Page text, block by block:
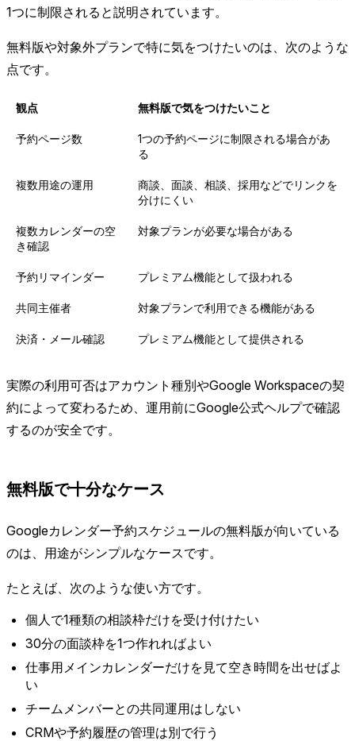
1つに制限されると説明されています。
無料版や対象外プランで特に気をつけたいのは、次のような
点です。
観点 無料版で気をつけたいこと
予約ページ数
1つの予約ページに制限される場合があ
る
複数用途の運用
商談、面談、相談、採用などでリンクを
分けにくい
複数カレンダーの空
き確認
対象プランが必要な場合がある
予約リマインダー プレミアム機能として扱われる
共同主催者 対象プランで利用できる機能がある
決済・メール確認 プレミアム機能として提供される
実際の利用可否はアカウント種別やGoogle Workspaceの契
約によって変わるため、運用前にGoogle公式ヘルプで確認
するのが安全です。
無料版で十分なケース
Googleカレンダー予約スケジュールの無料版が向いている
のは、用途がシンプルなケースです。
たとえば、次のような使い方です。
個人で1種類の相談枠だけを受け付けたい
30分の面談枠を1つ作れればよい
仕事用メインカレンダーだけを見て空き時間を出せばよ
い
チームメンバーとの共同運用はしない
CRMや予約履歴の管理は別で行う